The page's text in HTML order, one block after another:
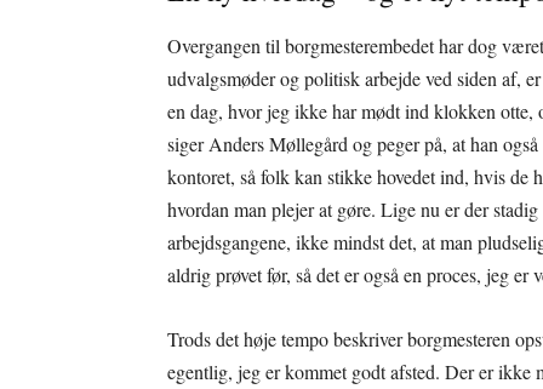
Overgangen til borgmesterembedet har dog
udvalgsmøder og politisk arbejde ved siden af,
en dag, hvor jeg ikke har mødt ind klokken otte,
siger Anders Møllegård og peger på, at han
kontoret, så folk kan stikke hovedet ind, hvis de
hvordan man plejer at gøre. Lige nu er der
arbejdsgangene, ikke mindst det, at man
aldrig prøvet før, så det er også en proces, jeg er
Trods det høje tempo beskriver borgmesteren
egentlig, jeg er kommet godt afsted. Der er ikke